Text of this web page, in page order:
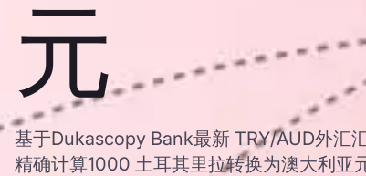
元
基于Dukascopy Bank最新 TRY/AUD外汇
精确计算1000 土耳其里拉转换为澳大利亚